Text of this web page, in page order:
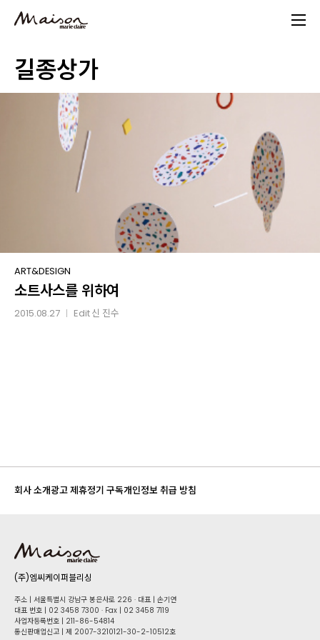
content
길종상가
소트사스를
위하여
ART&DESIGN
소트사스를 위하여
2015.08.27 Edit신 진수
회사 소개광고 제휴정기 구독개인정보 취급 방침
(주)엠씨케이퍼블리싱
주소 | 서울특별시 강남구 봉은사로 226 · 대표 | 손기연
대표 번호 | 02 34​58 7300 · Fax | 02 34​58 7119
사업자등록번호 | 211-86-5​4814
통신판매업신고 | 제 2007-3210121-30-2-10512호